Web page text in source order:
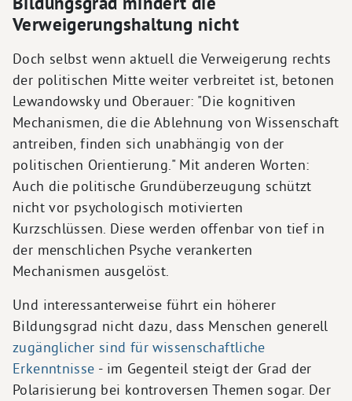
Verweigerungshaltung nicht
Doch selbst wenn aktuell die Verweigerung rechts
der politischen Mitte weiter verbreitet ist, betonen
Lewandowsky und Oberauer: "Die kognitiven
Mechanismen, die die Ablehnung von Wissenschaft
antreiben, finden sich unabhängig von der
politischen Orientierung." Mit anderen Worten:
Auch die politische Grundüberzeugung schützt
nicht vor psychologisch motivierten
Kurzschlüssen. Diese werden offenbar von tief in
der menschlichen Psyche verankerten
Mechanismen ausgelöst.
Und interessanterweise führt ein höherer
Bildungsgrad nicht dazu, dass Menschen generell
zugänglicher sind für wissenschaftliche
Erkenntnisse - im Gegenteil steigt der Grad der
Polarisierung bei kontroversen Themen sogar. Der